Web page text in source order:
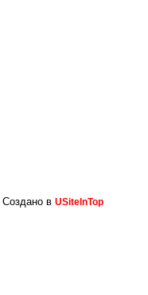
Создано в USiteInTop